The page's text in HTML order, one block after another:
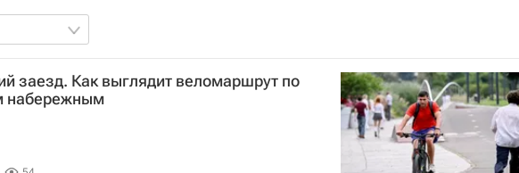
заезд. Как выглядит веломаршрут по
набережным